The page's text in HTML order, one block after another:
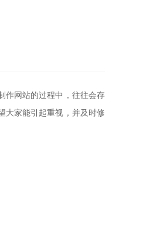
作网站的过程中，往往会存
大家能引起重视，并及时修